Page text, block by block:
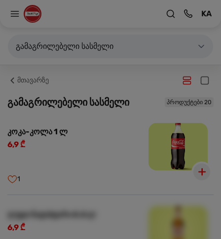
KA
გამაგრილებელი სასმელი
მთავარზე
გამაგრილებელი სასმელი პროდუქტები 20
კოკა-კოლა 1 ლ
6,9 ₾
1
ლუდი ნატახტარი 0.5 ლ
6,9 ₾